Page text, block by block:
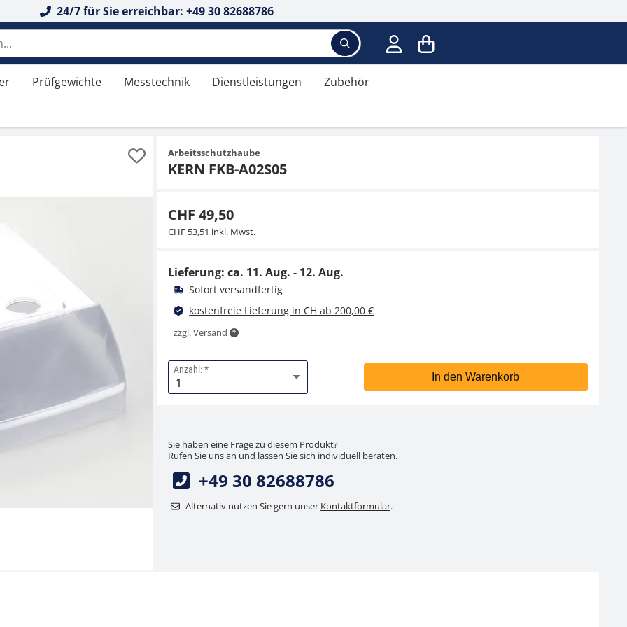
24/7 für Sie erreichbar: +49 30 82688786
Prüfgewichte Messtechnik Dienstleistungen Zubehör
Arbeitsschutzhaube
KERN FKB-A02S05
CHF 49,50
CHF 53,51 inkl. Mwst.
Lieferung: ca. 11. Aug. - 12. Aug.
Sofort versandfertig
kostenfreie Lieferung in CH ab 200,00 €
zzgl. Versand
Anzahl:
In den Warenkorb
Sie haben eine Frage zu diesem Produkt?
Rufen Sie uns an und lassen Sie sich individuell beraten.
+49 30 82688786
Alternativ nutzen Sie gern unser Kontaktformular.